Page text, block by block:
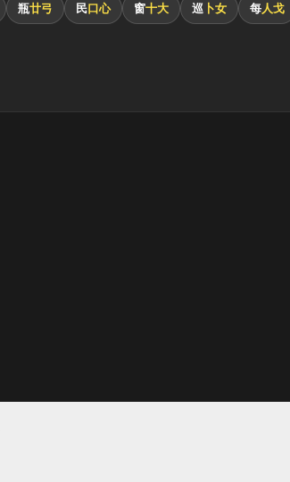
瓶廿弓 民口心 窗十大 巡 卜女 每人戈